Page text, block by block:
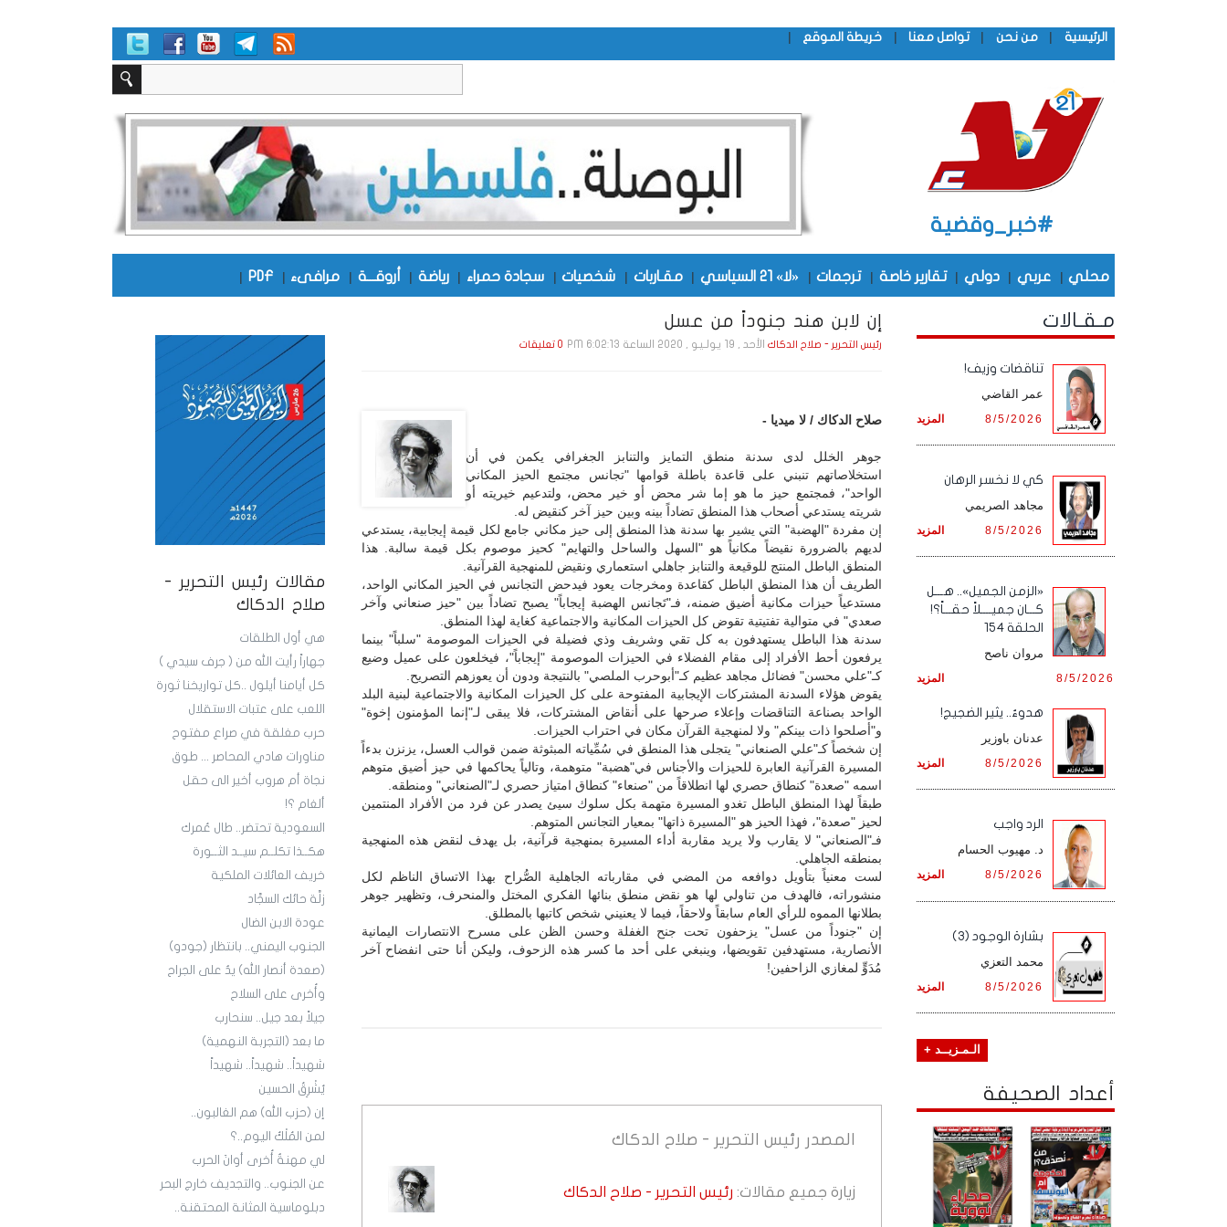
الرئيسية | من نحن | تواصل معنا | خريطة الموقع |
#خبر_وقضية
محلي | عربي | دولي | تقارير خاصة | ترجمات | «لا» 21 السياسي | مقـاربات | شخصيات | سجادة حمراء | رياضة | أروقـــة | مرافىء |
PDF
|
مقالات رئيس التحرير -
صلاح الدكاك
هي أول الطلقات
جهاراً رأيت الله من ( جرف سيدي )
كل أيامنا أيلول ..كل تواريخنا ثورة
اللعب على عتبات الاستقلال
حرب مغلقة في صراع مفتوح
مناورات هادي المحاصر ... طوق
نجاة أم هروب أخير الى حقل
ألغام ؟!
السعودية تحتضر.. طال عُمرك
هكــذا تكلــم سيــد الثــورة
خريف العائلات الملكية
زلَّة حائك السجَّاد
عودة الابن الضال
الجنوب اليمني.. بانتظار (جودو)
(صعدة أنصار الله) يدٌ على الجراح
وأُخرى على السلاح
جيلاً بعد جيل.. سنحارب
ما بعد (التجربة النهمية)
شهيداً.. شهيداً.. شهيداً
يُشْرِقُ الحسين
إن (حزب الله) هم الغالبون..
لمن المُلْكُ اليوم..؟
لي مهنةٌ أُخرى أوانَ الحرب
عن الجنوب.. والتجديف خارج البحر
دبلوماسية المثانة المحتقنة..
إن لابن هند جنوداً من عسل
رئيس التحرير - صلاح الدكاكالأحد , 19 يـولـيـو , 2020 الساعة 6:02:13 PM 0 تعليقات
صلاح الدكاك / لا ميديا -
جوهر الخلل لدى سدنة منطق التمايز والتنابز الجغرافي يكمن في أن
استخلاصاتهم تنبني على قاعدة باطلة قوامها "تجانس مجتمع الحيز المكاني
الواحد"، فمجتمع حيز ما هو إما شر محض أو خير محض، ولتدعيم خيريته أو
شريته يستدعي أصحاب هذا المنطق تضاداً بينه وبين حيز آخر كنقيض له.
‏إن مفردة "الهضبة" التي يشير بها سدنة هذا المنطق إلى حيز مكاني جامع لكل قيمة إيجابية، يستدعي
لديهم بالضرورة نقيضاً مكانياً هو "السهل والساحل والتهايم" كحيز موصوم بكل قيمة سالبة. هذا
المنطق الباطل المنتج للوقيعة والتنابز جاهلي استعماري ونقيض للمنهجية القرآنية.
‏الطريف أن هذا المنطق الباطل كقاعدة ومخرجات يعود فيدحض التجانس في الحيز المكاني الواحد،
مستدعياً حيزات مكانية أضيق ضمنه، فـ"تَجانس الهضبة إيجاباً" يصبح تضاداً بين "حيز صنعاني وآخر
صعدي" في متوالية تفتيتية تقوض كل الحيزات المكانية والاجتماعية كغاية لهذا المنطق.
‏سدنة هذا الباطل يستهدفون به كل تقي وشريف وذي فضيلة في الحيزات الموصومة "سلباً" بينما
يرفعون أحط الأفراد إلى مقام الفضلاء في الحيزات الموصومة "إيجاباً"، فيخلعون على عميل وضيع
كـ"علي محسن" فضائل مجاهد عظيم كـ"أبوحرب الملصي" بالنتيجة ودون أن يعوزهم التصريح.
‏يقوض هؤلاء السدنة المشتركات الإيجابية المفتوحة على كل الحيزات المكانية والاجتماعية لبنية البلد
الواحد بصناعة التناقضات وإعلاء صرحها على أنقاض المشتركات، فلا يبقى لـ"إنما المؤمنون إخوة"
و"أصلحوا ذات بينكم" ولا لمنهجية القرآن مكان في احتراب الحيزات.
‏إن شخصاً كـ"علي الصنعاني" يتجلى هذا المنطق في سُمِّياته المبثوثة ضمن قوالب العسل، يزنزن بدءاً
المسيرة القرآنية العابرة للحيزات والأجناس في"هضبة" متوهمة، وتالياً يحاكمها في حيز أضيق متوهم
اسمه "صعدة" كنطاق حصري لها انطلاقاً من "صنعاء" كنطاق امتياز حصري لـ"الصنعاني" ومنطقه.
‏طبقاً لهذا المنطق الباطل تغدو المسيرة متهمة بكل سلوك سيئ يصدر عن فرد من الأفراد المنتمين
لحيز "صعدة"، فهذا الحيز هو "المسيرة ذاتها" بمعيار التجانس المتوهم.
فـ"الصنعاني" لا يقارب ولا يريد مقاربة أداء المسيرة بمنهجية قرآنية، بل يهدف لنقض هذه المنهجية
بمنطقه الجاهلي.
‏لست معنياً بتأويل دوافعه من المضي في مقارباته الجاهلية الصُّراح بهذا الاتساق الناظم لكل
منشوراته، فالهدف من تناولي لها هو نقض منطق بنائها الفكري المختل والمنحرف، وتظهير جوهر
بطلانها المموه للرأي العام سابقاً ولاحقاً، فيما لا يعنيني شخص كاتبها بالمطلق.
‏إن "جنوداً من عسل" يزحفون تحت جنح الغفلة وحسن الظن على مسرح الانتصارات اليمانية
الأنصارية، مستهدفين تقويضها، وينبغي على أحد ما كسر هذه الزحوف، وليكن أنا حتى انفضاح آخر
مُدَوٍّ لمغازي الزاحفين!
المصدر رئيس التحرير - صلاح الدكاك
زيارة جميع مقالات: رئيس التحرير - صلاح الدكاك
مـقـالات
تناقضات وزيف!
عمر القاضي
المزيد 8/5/2026
كي لا نخسر الرهان
مجاهد الصريمي
المزيد 8/5/2026
«الزمن الجميل».. هـــل
كـــان جميــــلاً حقـــاً؟!
الحلقة 154
مروان ناصح
المزيد 8/5/2026
هدوءٌ.. يثير الضجيج!
عدنان باوزير
المزيد 8/5/2026
الرد واجب
د. مهيوب الحسام
المزيد 8/5/2026
بشارة الوجود (3)
محمد التعزي
المزيد 8/5/2026
الـمـزيــد +
أعداد الصحيفة